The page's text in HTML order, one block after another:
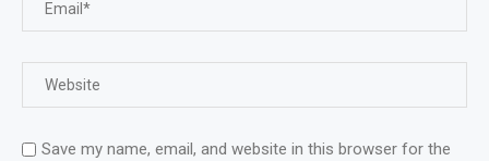
Save my name, email, and website in this browser for the